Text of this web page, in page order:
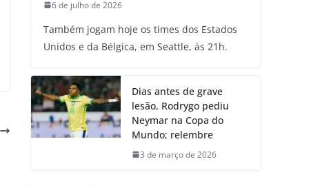
6 de julho de 2026
Também jogam hoje os times dos Estados
Unidos e da Bélgica, em Seattle, às 21h.
Dias antes de grave
lesão, Rodrygo pediu
Neymar na Copa do
Mundo; relembre
3 de março de 2026